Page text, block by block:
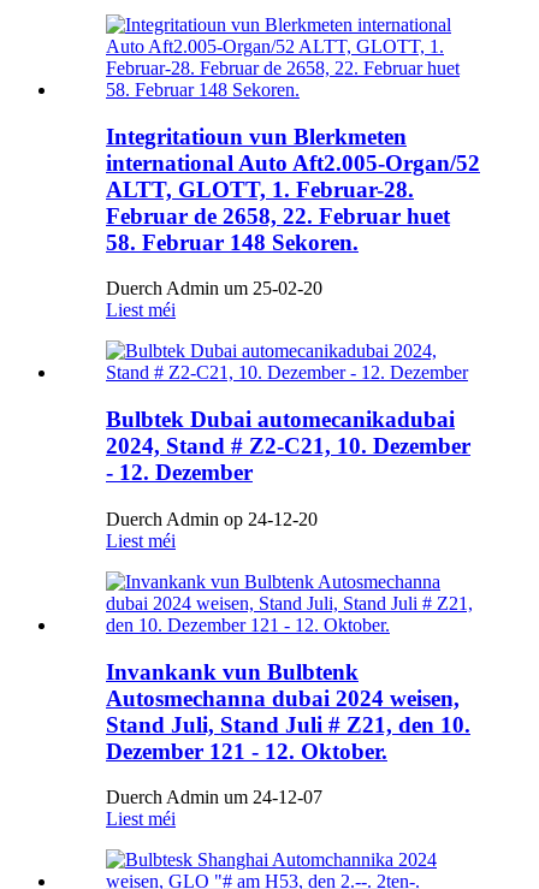
Integritatioun vun Blerkmeten
international Auto Aft2.005-Organ/52
ALTT, GLOTT, 1. Februar-28.
Februar de 2658, 22. Februar huet
58. Februar 148 Sekoren.
Duerch Admin um 25-02-20
Liest méi
Bulbtek Dubai automecanikadubai
2024, Stand # Z2-C21, 10. Dezember
- 12. Dezember
Duerch Admin op 24-12-20
Liest méi
Invankank vun Bulbtenk
Autosmechanna dubai 2024 weisen,
Stand Juli, Stand Juli # Z21, den 10.
Dezember 121 - 12. Oktober.
Duerch Admin um 24-12-07
Liest méi